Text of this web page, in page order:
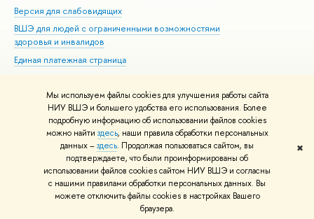
Мы используем файлы cookies для улучшения работы сайта
НИУ ВШЭ и большего удобства его использования. Более
подробную информацию об использовании файлов cookies
можно найти здесь, наши правила обработки персональных
данных –здесь. Продолжая пользоваться сайтом, вы
подтверждаете, что были проинформированы об
использовании файлов cookies сайтом НИУ ВШЭ и согласны
с нашими правилами обработки персональных данных. Вы
можете отключить файлы cookies в настройках Вашего
браузера.
✖
Версия для слабовидящих
ВШЭ для людей с ограниченными возможностями
здоровья и инвалидов
Единая платежная страница
© НИУ ВШЭ 1993–2026 Адреса и контакты Условия использования
материалов Политика конфиденциальности Карта сайта
Шрифты HSE Sans и HSE Slab разработаны вШколе дизайна НИУ ВШЭ